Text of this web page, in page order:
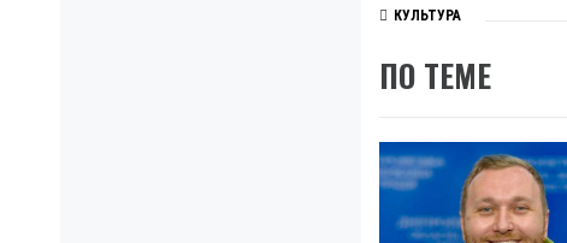
КУЛЬТУРА
ПО ТЕМЕ